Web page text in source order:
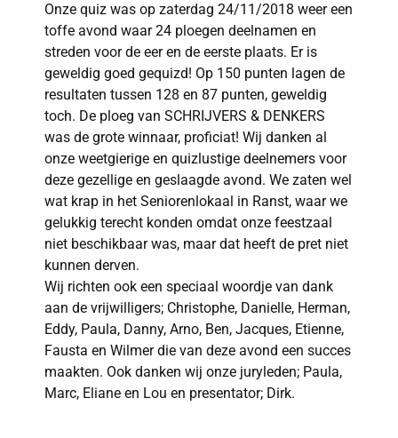
Onze quiz was op zaterdag 24/11/2018 weer een
toffe avond waar 24 ploegen deelnamen en
streden voor de eer en de eerste plaats. Er is
geweldig goed gequizd! Op 150 punten lagen de
resultaten tussen 128 en 87 punten, geweldig
toch. De ploeg van SCHRIJVERS & DENKERS
was de grote winnaar, proficiat! Wij danken al
onze weetgierige en quizlustige deelnemers voor
deze gezellige en geslaagde avond. We zaten wel
wat krap in het Seniorenlokaal in Ranst, waar we
gelukkig terecht konden omdat onze feestzaal
niet beschikbaar was, maar dat heeft de pret niet
kunnen derven.
Wij richten ook een speciaal woordje van dank
aan de vrijwilligers; Christophe, Danielle, Herman,
Eddy, Paula, Danny, Arno, Ben, Jacques, Etienne,
Fausta en Wilmer die van deze avond een succes
maakten. Ook danken wij onze juryleden; Paula,
Marc, Eliane en Lou en presentator; Dirk.